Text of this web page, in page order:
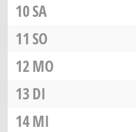
10SA
11 SO
12MO
13DI
14MI